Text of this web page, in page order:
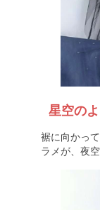
星空の
裾に向かっ
ラメが、夜